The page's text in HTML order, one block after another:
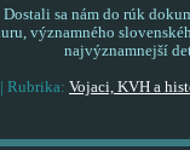
Dostali sa nám do rúk
významného
najvýznamnejší
Rubrika: Vojaci, KVH a